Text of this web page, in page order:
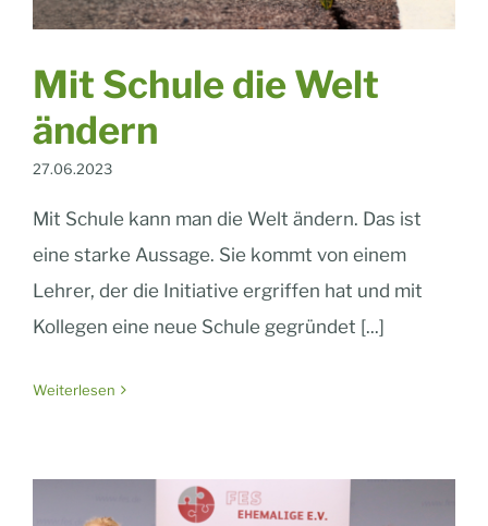
Mit Schule die Welt
ändern
27.06.2023
Mit Schule kann man die Welt ändern. Das ist
eine starke Aussage. Sie kommt von einem
Lehrer, der die Initiative ergriffen hat und mit
Kollegen eine neue Schule gegründet [...]
Weiterlesen